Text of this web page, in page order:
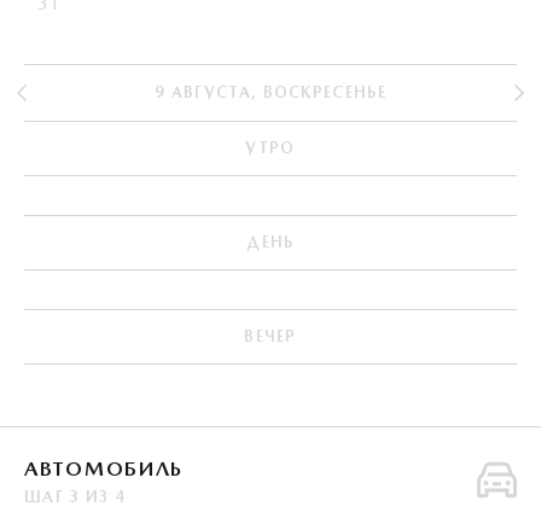
9 АВГУСТА , ВОСКРЕСЕНЬЕ
УТРО
ДЕНЬ
ВЕЧЕР
АВТОМОБИЛЬ
ШАГ 3 ИЗ 4